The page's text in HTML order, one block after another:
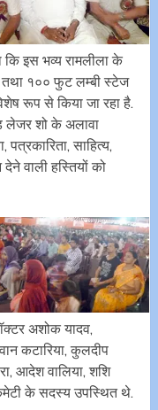
कि इस भव्य रामलीला के
१०० फुट लम्बी स्टेज
रूप से किया जा रहा है.
लेजर शो के अलावा
साहित्य,
वाली हस्तियों को
अशोक यादव,
कटारिया, कुलदीप
आदेश वालिया, शशि
के सदस्य उपस्थित थे.